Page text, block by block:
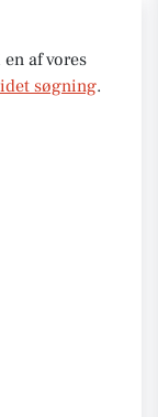
af vores
søgning.